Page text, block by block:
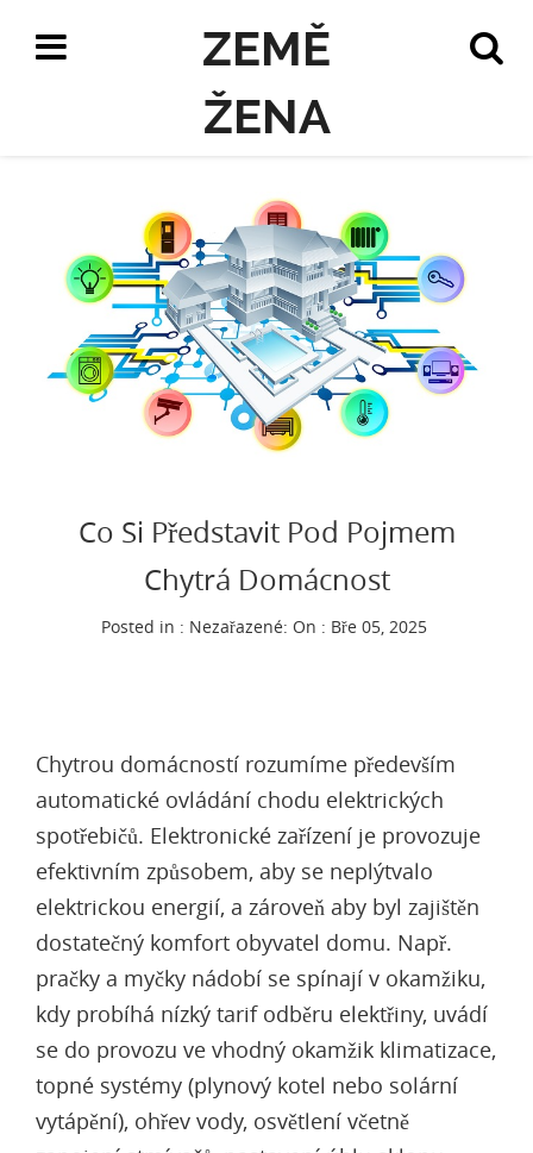
ZEMĚ
ŽENA
Co Si Představit Pod Pojmem
Chytrá Domácnost
Posted in : Nezařazené: On : Bře 05, 2025
Chytrou domácností rozumíme především
automatické ovládání chodu elektrických
spotřebičů. Elektronické zařízení je provozuje
efektivním způsobem, aby se neplýtvalo
elektrickou energií, a zároveň aby byl zajištěn
dostatečný komfort obyvatel domu. Např.
pračky a myčky nádobí se spínají v okamžiku,
kdy probíhá nízký tarif odběru elektřiny, uvádí
se do provozu ve vhodný okamžik klimatizace,
topné systémy (plynový kotel nebo solární
vytápění), ohřev vody, osvětlení včetně